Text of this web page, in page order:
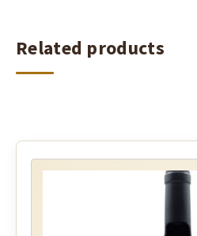
Related products